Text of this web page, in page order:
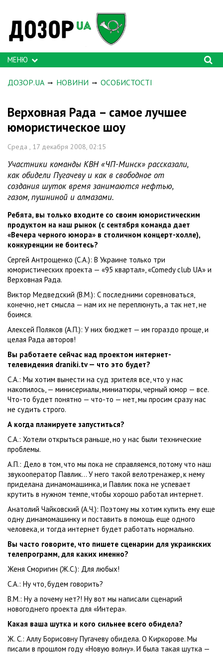
МЕНЮ
ДОЗОР.UA НОВИНИ ОСОБИСТОСТІ
Верховная Рада – самое лучшее
юмористическое шоу
Среда , 17 декабря 2008, 02:15
Участники команды КВН «ЧП-Минск» рассказали,
как обидели Пугачеву и как в свободное от
создания шуток время занимаются нефтью,
газом, пушниной и алмазами.
Ребята, вы только входите со своим юмористическим
продуктом на наш рынок (с сентября команда дает
«Вечера черного юмора» в столичном концерт-холле),
конкуренции не боитесь?
Сергей Антрощенко (С.А.): В Украине только три
юмористических проекта — «95 квартал», «Comedy club UA» и
Верховная Рада.
Виктор Медведский (В.М.): С последними соревноваться,
конечно, нет смысла — нам их не переплюнуть, а так нет, не
боимся.
Алексей Поляков (А.П.): У них бюджет — им гораздо проще, и
целая Рада авторов!
Вы работаете сейчас над проектом интернет-
телевидения draniki.tv — что это будет?
С.А.: Мы хотим вынести на суд зрителя все, что у нас
накопилось, — минисериалы, миниатюры, черный юмор — все.
Что-то будет понятно — что-то — нет, мы просим сразу нас
не судить строго.
А когда планируете запуститься?
С.А.: Хотели открыться раньше, но у нас были технические
проблемы.
А.П.: Дело в том, что мы пока не справляемся, потому что наш
звукооператор Павлик… У него такой велотренажер, к нему
приделана динамомашинка, и Павлик пока не успевает
крутить в нужном темпе, чтобы хорошо работал интернет.
Анатолий Чайковский (А.Ч.): Поэтому мы хотим купить ему еще
одну динамомашинку и поставить в помощь еще одного
человека, и тогда интернет будет работать нормально.
Вы часто говорите, что пишете сценарии для украинских
телепрограмм, для каких именно?
Женя Сморигин (Ж.С.): Для любых!
С.А.: Ну что, будем говорить?
В.М.: Ну а почему нет?! Ну вот мы написали сценарий
новогоднего проекта для «Интера».
Какая ваша шутка и кого сильнее всего обидела?
Ж. С.: Аллу Борисовну Пугачеву обидела. О Киркорове. Мы
писали в прошлом году «Новую волну». И была такая шутка —